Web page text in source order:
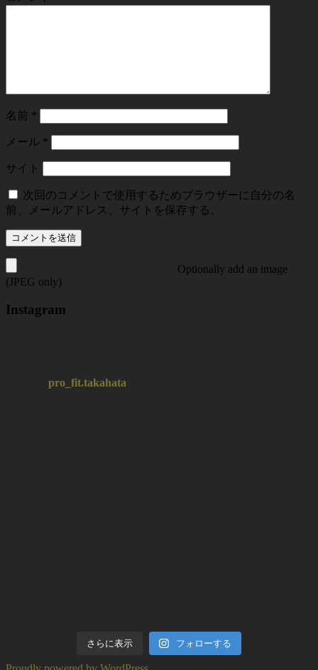
名前 *
メール *
サイト
次回のコメントで使用するためブラウザーに自分の名
前、メールアドレス、サイトを保存する。
Optionally add an image
(JPEG only)
Instagram
pro_fit.takahata
さらに表示 フォローする